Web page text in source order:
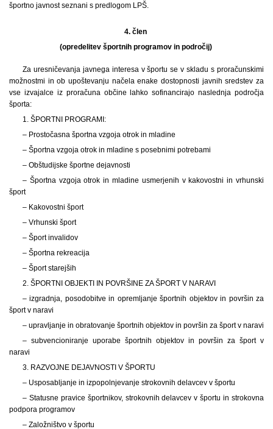
športno javnost seznani s predlogom LPŠ.
4. člen
(opredelitev športnih programov in področij)
Za uresničevanja javnega interesa v športu se v skladu s proračunskimi
možnostmi in ob upoštevanju načela enake dostopnosti javnih sredstev za
vse izvajalce iz proračuna občine lahko sofinancirajo naslednja področja
športa:
1. ŠPORTNI PROGRAMI:
– Prostočasna športna vzgoja otrok in mladine
– Športna vzgoja otrok in mladine s posebnimi potrebami
– Obštudijske športne dejavnosti
– Športna vzgoja otrok in mladine usmerjenih v kakovostni in vrhunski
šport
– Kakovostni šport
– Vrhunski šport
– Šport invalidov
– Športna rekreacija
– Šport starejših
2. ŠPORTNI OBJEKTI IN POVRŠINE ZA ŠPORT V NARAVI
– izgradnja, posodobitve in opremljanje športnih objektov in površin za
šport v naravi
– upravljanje in obratovanje športnih objektov in površin za šport v naravi
– subvencioniranje uporabe športnih objektov in površin za šport v
naravi
3. RAZVOJNE DEJAVNOSTI V ŠPORTU
– Usposabljanje in izpopolnjevanje strokovnih delavcev v športu
– Statusne pravice športnikov, strokovnih delavcev v športu in strokovna
podpora programov
– Založništvo v športu